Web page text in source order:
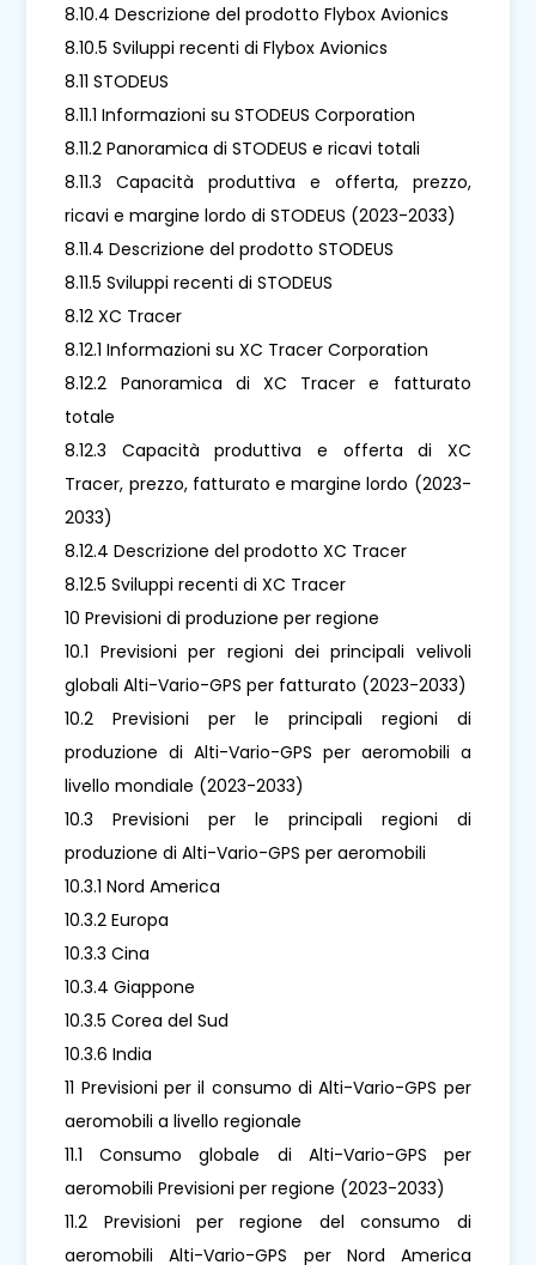
8.10.4 Descrizione del prodotto Flybox Avionics
8.10.5 Sviluppi recenti di Flybox Avionics
8.11 STODEUS
8.11.1 Informazioni su STODEUS Corporation
8.11.2 Panoramica di STODEUS e ricavi totali
8.11.3 Capacità produttiva e offerta, prezzo,
ricavi e margine lordo di STODEUS (2023-2033)
8.11.4 Descrizione del prodotto STODEUS
8.11.5 Sviluppi recenti di STODEUS
8.12 XC Tracer
8.12.1 Informazioni su XC Tracer Corporation
8.12.2 Panoramica di XC Tracer e fatturato
totale
8.12.3 Capacità produttiva e offerta di XC
Tracer, prezzo, fatturato e margine lordo (2023-
2033)
8.12.4 Descrizione del prodotto XC Tracer
8.12.5 Sviluppi recenti di XC Tracer
10 Previsioni di produzione per regione
10.1 Previsioni per regioni dei principali velivoli
globali Alti-Vario-GPS per fatturato (2023-2033)
10.2 Previsioni per le principali regioni di
produzione di Alti-Vario-GPS per aeromobili a
livello mondiale (2023-2033)
10.3 Previsioni per le principali regioni di
produzione di Alti-Vario-GPS per aeromobili
10.3.1 Nord America
10.3.2 Europa
10.3.3 Cina
10.3.4 Giappone
10.3.5 Corea del Sud
10.3.6 India
11 Previsioni per il consumo di Alti-Vario-GPS per
aeromobili a livello regionale
11.1 Consumo globale di Alti-Vario-GPS per
aeromobili Previsioni per regione (2023-2033)
11.2 Previsioni per regione del consumo di
aeromobili Alti-Vario-GPS per Nord America